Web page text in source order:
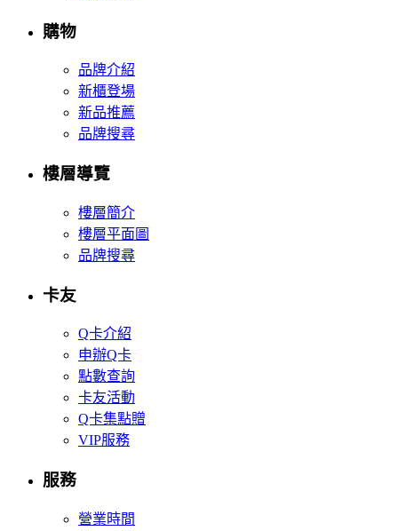
購物
品牌介紹
新櫃登場
新品推薦
品牌搜尋
樓層導覽
樓層簡介
樓層平面圖
品牌搜尋
卡友
Q卡介紹
申辦Q卡
點數查詢
卡友活動
Q卡集點贈
VIP服務
服務
營業時間